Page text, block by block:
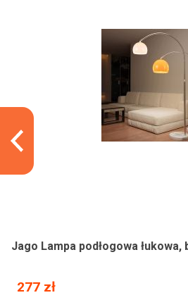
Jago Lampa podłogowa łukowa,
277 zł